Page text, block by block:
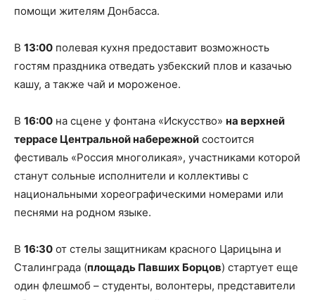
помощи жителям Донбасса.
В 13:00 полевая кухня предоставит возможность
гостям праздника отведать узбекский плов и казачью
кашу, а также чай и мороженое.
В 16:00 на сцене у фонтана «Искусство» на верхней
террасе Центральной набережной состоится
фестиваль «Россия многоликая», участниками которой
станут сольные исполнители и коллективы с
национальными хореографическими номерами или
песнями на родном языке.
В 16:30 от стелы защитникам красного Царицына и
Сталинграда (площадь Павших Борцов) стартует еще
один флешмоб – студенты, волонтеры, представители